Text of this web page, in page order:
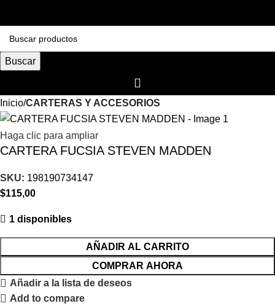
Buscar
Inicio CARTERAS Y ACCESORIOS
Haga clic para ampliar
CARTERA FUCSIA STEVEN MADDEN
SKU: 198190734147
$115,00
1 disponibles
AÑADIR AL CARRITO
COMPRAR AHORA
Añadir a la lista de deseos
Add to compare